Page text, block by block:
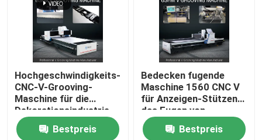
Hochgeschwindigkeits-
CNC-V-Grooving-
Maschine für die
Dekorationsindustrie
aus Edelstahl - Modell
1225
Bestpreis
Bedecken fugende
Maschine 1560 CNC V
für Anzeigen-Stützen
das Fugen von
Maschinen-
Verzierungs-Industrie
Bestpreis